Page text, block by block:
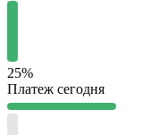
25%
Платеж сегодня